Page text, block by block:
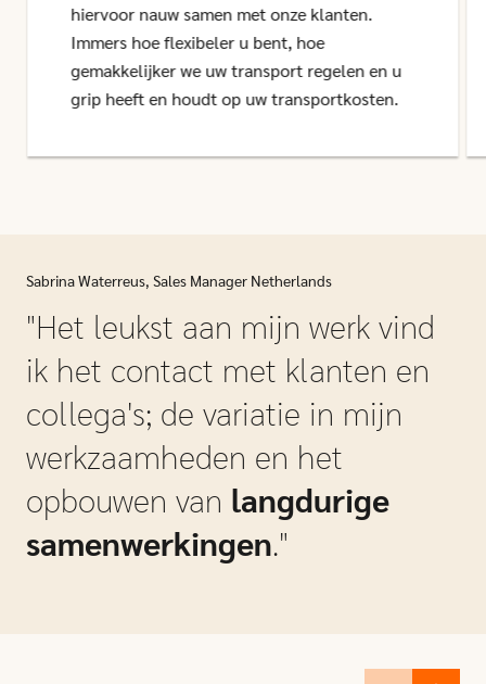
hiervoor nauw samen met onze klanten.
Immers hoe flexibeler u bent, hoe
gemakkelijker we uw transport regelen en u
grip heeft en houdt op uw transportkosten.
Sabrina Waterreus, Sales Manager Netherlands
"Het leukst aan mijn werk vind
ik het contact met klanten en
collega's; de variatie in mijn
werkzaamheden en het
opbouwen van langdurige
samenwerkingen."